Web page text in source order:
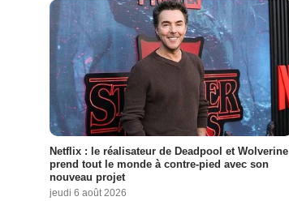
Netflix : le réalisateur de Deadpool et Wolverine
prend tout le monde à contre-pied avec son
nouveau projet
jeudi 6 août 2026